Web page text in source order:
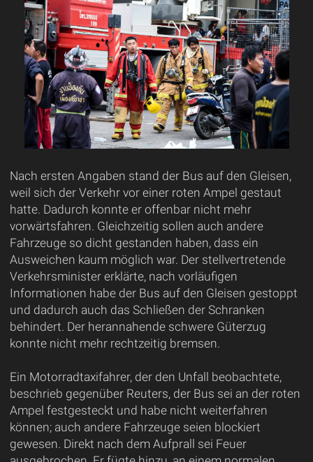
Nach ersten Angaben stand der Bus auf den Gleisen,
weil sich der Verkehr vor einer roten Ampel gestaut
hatte. Dadurch konnte er offenbar nicht mehr
vorwärtsfahren. Gleichzeitig sollen auch andere
Fahrzeuge so dicht gestanden haben, dass ein
Ausweichen kaum möglich war. Der stellvertretende
Verkehrsminister erklärte, nach vorläufigen
Informationen habe der Bus auf den Gleisen gestoppt
und dadurch auch das Schließen der Schranken
behindert. Der herannahende schwere Güterzug
konnte nicht mehr rechtzeitig bremsen.
Ein Motorradtaxifahrer, der den Unfall beobachtete,
beschrieb gegenüber Reuters, der Bus sei an der roten
Ampel festgesteckt und habe nicht weiterfahren
können; auch andere Fahrzeuge seien blockiert
gewesen. Direkt nach dem Aufprall sei Feuer